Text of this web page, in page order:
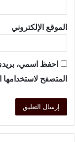
الموقع الإلكتروني
احفظ اسمي، بريدي
المتصفح لاستخدامها